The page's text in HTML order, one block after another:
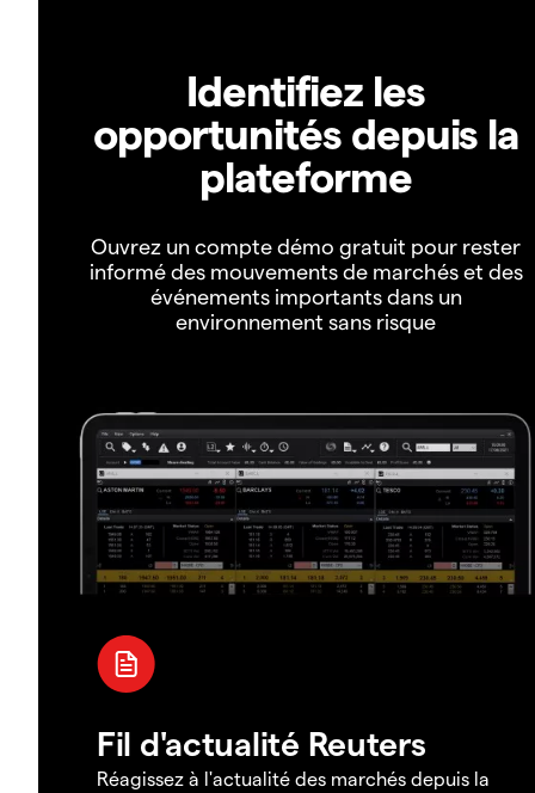
Identifiez les
opportunités depuis la
plateforme
Ouvrez un compte démo gratuit pour rester
informé des mouvements de marchés et des
événements importants dans un
environnement sans risque
Fil d'actualité Reuters
Réagissez à l'actualité des marchés depuis la